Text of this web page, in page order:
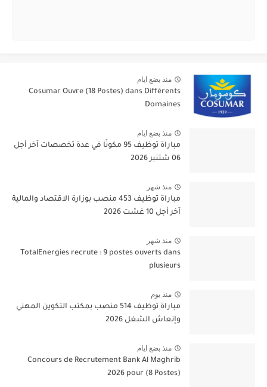
منذ بضع ايام
Cosumar Ouvre (18 Postes) dans Différents
Domaines
منذ بضع ايام
مباراة توظيف 95 مكونًا في عدة تخصصات آخر أجل
06 شتنبر 2026
منذ شهر
مباراة توظيف 453 منصب بوزارة الاقتصاد والمالية
آخر أجل 10 غشت 2026
منذ شهر
TotalEnergies recrute : 9 postes ouverts dans
plusieurs
منذ يوم
مباراة توظيف 514 منصب بمكتب التكوين المهني
وإنعاش الشغل 2026
منذ بضع ايام
Concours de Recrutement Bank Al Maghrib
2026 pour (8 Postes)